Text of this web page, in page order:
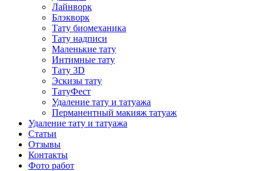
Лайнворк
Блэкворк
Тату биомеханика
Тату надписи
Маленькие тату
Интимные тату
Тату 3D
Эскизы тату
ТатуФест
Удаление тату и татуажа
Перманентный макияж татуаж
Удаление тату и татуажа
Статьи
Отзывы
Контакты
Фото работ